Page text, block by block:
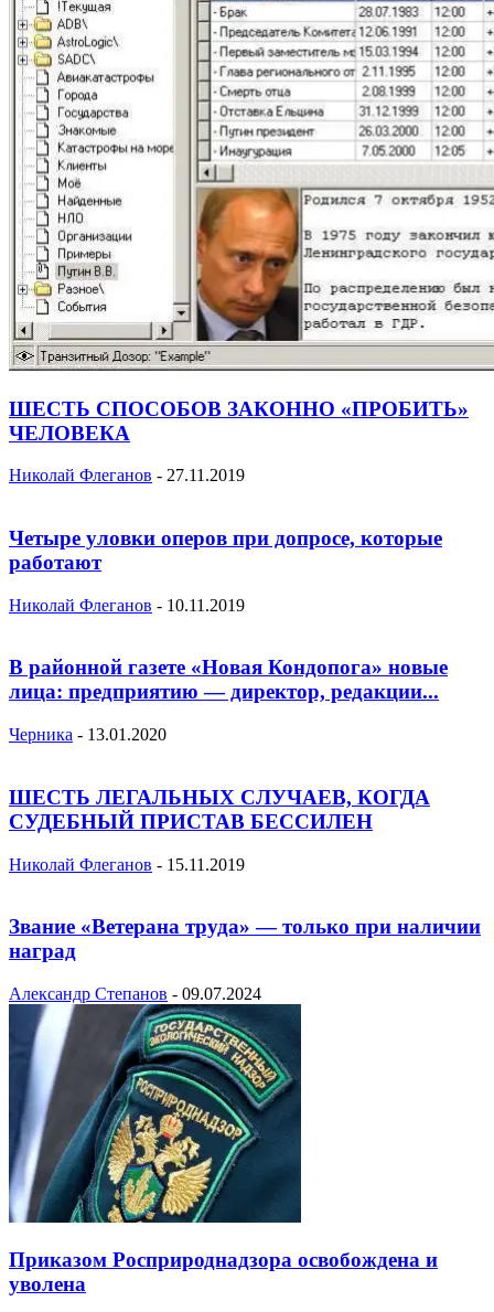
ШЕСТЬ СПОСОБОВ ЗАКОННО «ПРОБИТЬ»
ЧЕЛОВЕКА
Николай Флеганов - 27.11.2019
Четыре уловки оперов при допросе, которые
работают
Николай Флеганов - 10.11.2019
В районной газете «Новая Кондопога» новые
лица: предприятию — директор, редакции...
Черника - 13.01.2020
ШЕСТЬ ЛЕГАЛЬНЫХ СЛУЧАЕВ, КОГДА
СУДЕБНЫЙ ПРИСТАВ БЕССИЛЕН
Николай Флеганов - 15.11.2019
Звание «Ветерана труда» — только при наличии
наград
Александр Степанов - 09.07.2024
Приказом Росприроднадзора освобождена и
уволена